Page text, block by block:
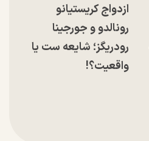
ازدواج کریستیانو
رونالدو و جورجینا
رودریگز؛ شایعه ست یا
واقعیت؟!